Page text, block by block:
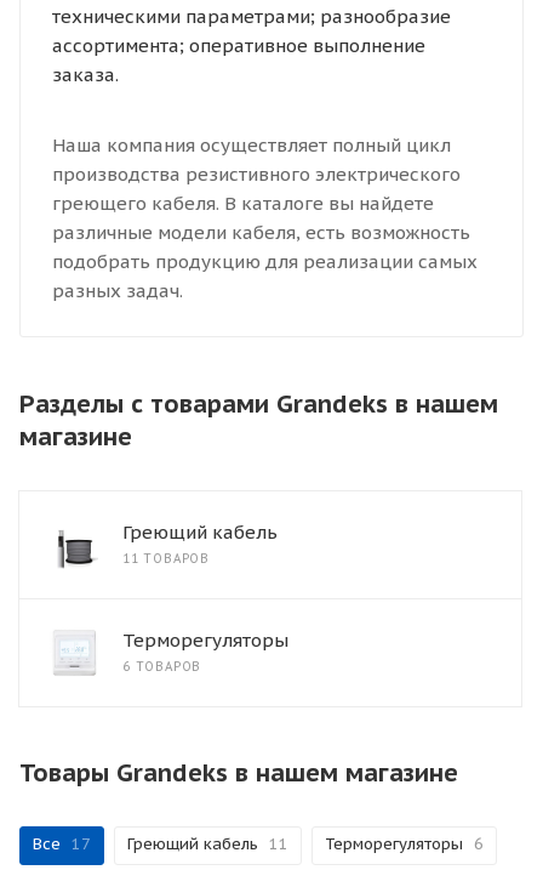
техническими параметрами; разнообразие
ассортимента; оперативное выполнение
заказа.
Наша компания осуществляет полный цикл
производства резистивного электрического
греющего кабеля. В каталоге вы найдете
различные модели кабеля, есть возможность
подобрать продукцию для реализации самых
разных задач.
Разделы с товарами Grandeks в нашем
магазине
Греющий кабель
11 ТОВАРОВ
Терморегуляторы
6 ТОВАРОВ
Товары Grandeks в нашем магазине
Все 17 Греющий кабель 11 Терморегуляторы 6